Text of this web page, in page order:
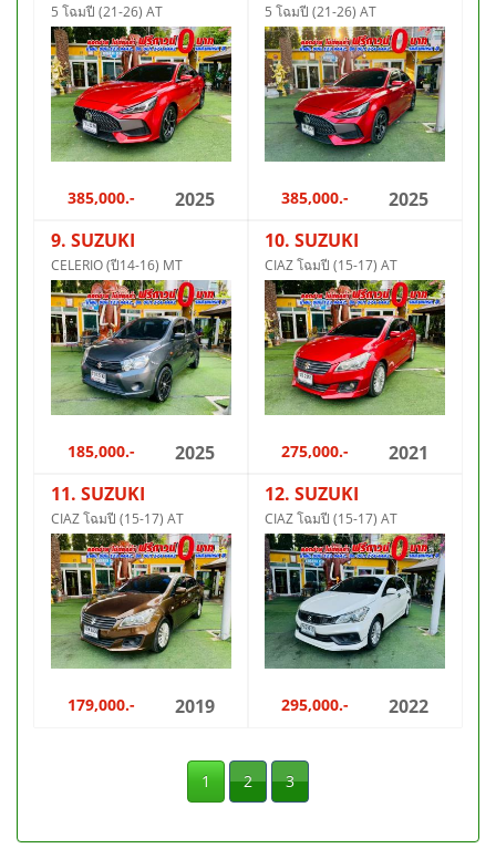
5 โฉมปี (21-26) AT
385,000.- 2025
5 โฉมปี (21-26) AT
385,000.-
2025
9. SUZUKI
CELERIO (ปี14-16) MT
185,000.- 2025
10. SUZUKI
CIAZ โฉมปี (15-17) AT
275,000.-
2021
11. SUZUKI
CIAZ โฉมปี (15-17) AT
179,000.- 2019
12. SUZUKI
CIAZ โฉมปี (15-17) AT
295,000.- 2022
1 2 3